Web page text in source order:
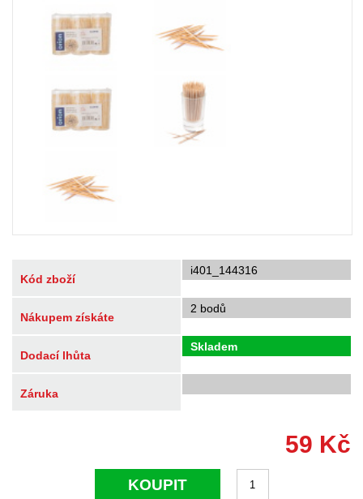
Kód zboží
i401_144316
Nákupem získáte
2 bodů
Dodací lhůta
Skladem
Záruka
59 Kč
KOUPIT